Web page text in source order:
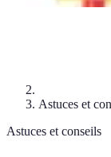
Astuces et
Astuces et conseils